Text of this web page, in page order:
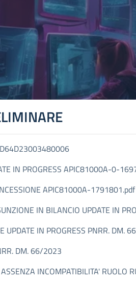
D64D23003480006
IN PROGRESS APIC81000A-
APIC81000A-1791801.pdf
IN BILANCIO UPDATE IN
UPDATE IN PROGRESS PNRR. DM.
DM. 66/2023
INCOMPATIBILITA' RUOLO